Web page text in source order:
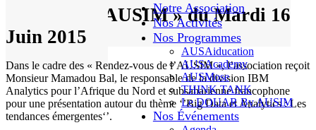
Notre Association
Nos Activités
Nos Programmes
AUSAiducation
AUSAcademy
AUSMose
THINK TANK
Le DOUAR By AUSIM
Nos Événements
« RDV de l’AUSIM » du Mardi 16
Juin 2015
Dans le cadre des « Rendez-vous de l’AUSIM », l’association reçoit
Monsieur Mamadou Bal, le responsable de la division IBM
Analytics pour l’Afrique du Nord et subsaharienne francophone
pour une présentation autour du thème ‘’Big Data et Analytics : Les
tendances émergentes‘’.